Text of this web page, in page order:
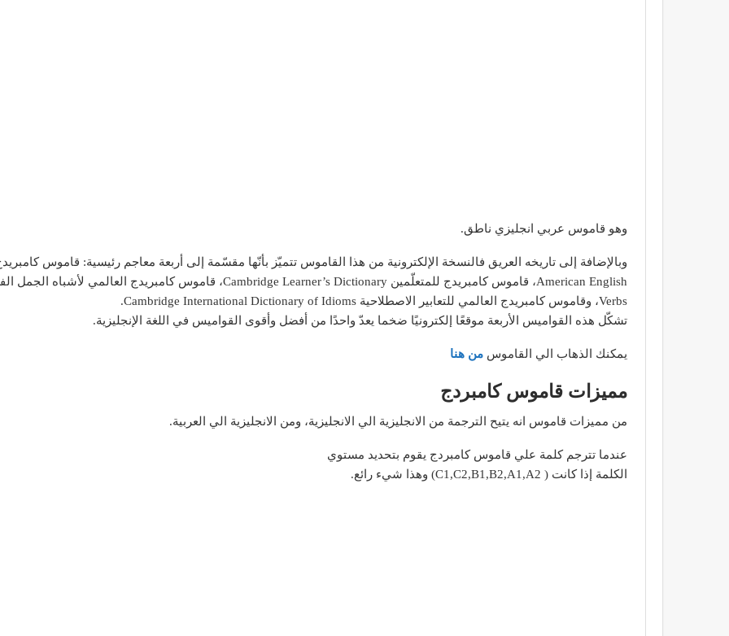
وهو قاموس عربي انجليزي ناطق.
Verbs، وقاموس كامبريدج العالمي للتعابير الاصطلاحية Cambridge International Dictionary of Idioms.
تشكّل هذه القواميس الأربعة موقعًا إلكترونيًا ضخما يعدّ واحدًا من أفضل وأقوى القواميس في اللغة الإنجليزية.
يمكنك الذهاب الي القاموس من هنا
مميزات قاموس كامبردج
من مميزات قاموس انه يتيح الترجمة من الانجليزية الي الانجليزية، ومن الانجليزية الي العربية.
عندما تترجم كلمة علي قاموس كامبردج يقوم بتحديد مستوي
الكلمة إذا كانت ( C1,C2,B1,B2,A1,A2) وهذا شيء رائع.